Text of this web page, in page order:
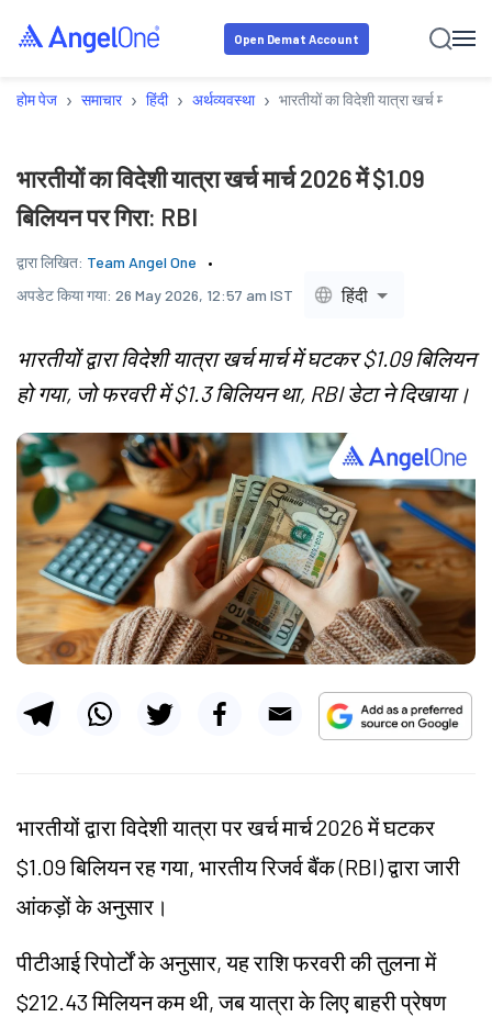
Open Demat Account
होम पेज › समाचार › हिंदी › अर्थव्यवस्था › भारतीयों का विदेशी यात्रा खर्च मार्च
भारतीयों का विदेशी यात्रा खर्च मार्च 2026 में $1.09
बिलियन पर गिरा: RBI
द्वारा लिखित: Team Angel One
अपडेट किया गया: 26 May 2026, 12:57 am IST हिंदी
भारतीयों द्वारा विदेशी यात्रा खर्च मार्च में घटकर $1.09 बिलियन
हो गया, जो फरवरी में $1.3 बिलियन था, RBI डेटा ने दिखाया।
भारतीयों द्वारा विदेशी यात्रा पर खर्च मार्च 2026 में घटकर
$1.09 बिलियन रह गया, भारतीय रिजर्व बैंक (RBI) द्वारा जारी
आंकड़ों के अनुसार।
पीटीआई रिपोर्टों के अनुसार, यह राशि फरवरी की तुलना में
$212.43 मिलियन कम थी, जब यात्रा के लिए बाहरी प्रेषण